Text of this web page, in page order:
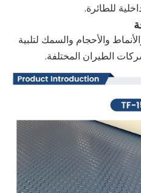
للطائرة.
والأحجام والسمك لتلبية
الطيران المختلفة.